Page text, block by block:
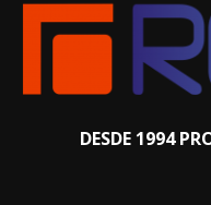
DESDE 1994